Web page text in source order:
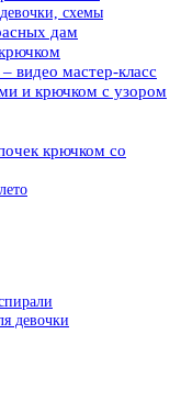
схемы
дам
мастер-класс
и крючком с узором
крючком со
девочки